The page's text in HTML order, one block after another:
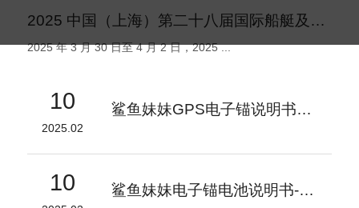
2025 中国（上海）第二十八届国际船艇及其技术设备展览会盛大启幕
2025 年 3 月 30 日至 4 月 2 日，2025 ...
10
2025.02
鲨鱼妹妹GPS电子锚说明书V1.2
10 鲨鱼妹妹电子锚电池说明书-V1